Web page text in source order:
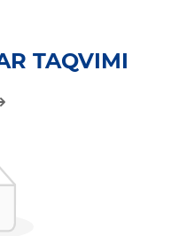
TAQVIMI